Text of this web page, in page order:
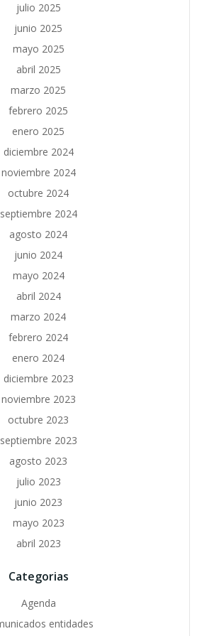
julio 2025
junio 2025
mayo 2025
abril 2025
marzo 2025
febrero 2025
enero 2025
diciembre 2024
noviembre 2024
octubre 2024
septiembre 2024
agosto 2024
junio 2024
mayo 2024
abril 2024
marzo 2024
febrero 2024
enero 2024
diciembre 2023
noviembre 2023
octubre 2023
septiembre 2023
agosto 2023
julio 2023
junio 2023
mayo 2023
abril 2023
Categorias
Agenda
entidades